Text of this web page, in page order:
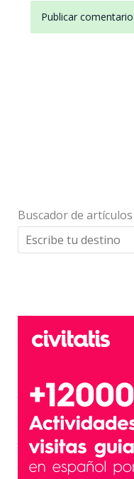
Buscador de artículos